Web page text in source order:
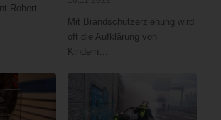
Robert
Mit Brandschutzerziehung wird
oft die Aufklärung von
Kindern…